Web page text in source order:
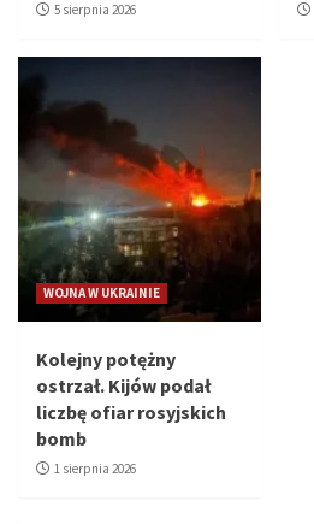
5 sierpnia 2026
WOJNA W UKRAINIE
Kolejny potężny
ostrzał. Kijów podał
liczbę ofiar rosyjskich
bomb
1 sierpnia 2026